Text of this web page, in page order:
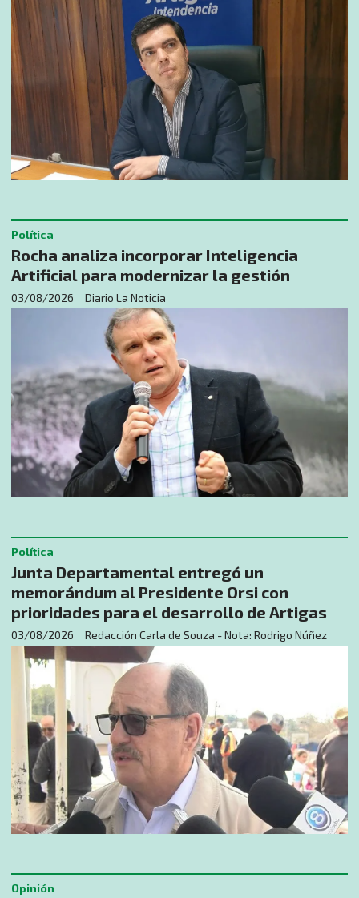
Rocha analiza incorporar Inteligencia
Artificial para modernizar la gestión
Diario La Noticia
Política
03/08/2026
Junta Departamental entregó un
memorándum al Presidente Orsi con
prioridades para el desarrollo de Artigas
Redacción Carla de Souza - Nota: Rodrigo Núñez
Política
03/08/2026
Opinión